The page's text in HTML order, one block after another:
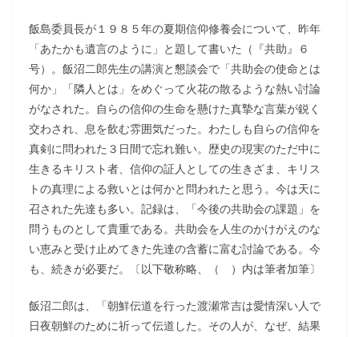
飯島委員長が１９８５年の夏期信仰修養会について、昨年
「あたかも遺言のように」と題して書いた（『共助』６
号）。飯沼二郎先生の講演と懇談会で「共助会の使命とは
何か」「隣人とは」をめぐって火花の散るような熱い討論
がなされた。自らの信仰の生命を懸けた真摯な言葉が鋭く
交わされ、息を飲む雰囲気だった。わたしも自らの信仰を
真剣に問われた３日間で忘れ難い。歴史の現実のただ中に
生きるキリスト者、信仰の証人としての生きざま、キリス
トの真理による救いとは何かと問われたと思う。今は天に
召された先達も多い。記録は、「今後の共助会の課題」を
問うものとして貴重である。共助会を人生のかけがえのな
い恵みと受け止めてきた先達の含蓄に富む討論である。今
も、続きが必要だ。〔以下敬称略、（ ）内は筆者加筆〕
飯沼二郎は、「朝鮮伝道を行った渡瀬常吉は愛情深い人で
日夜朝鮮のために祈って伝道した。その人が、なぜ、結果